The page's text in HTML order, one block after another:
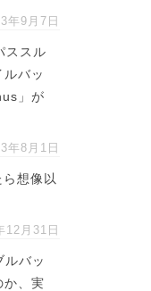
年9月7日
ススル
バッ
」が
年8月1日
想像以
12月31日
バッ
か、実